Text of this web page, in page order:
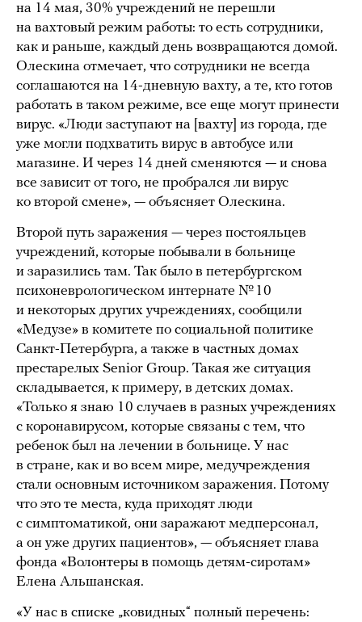
на 14 мая, 30% учреждений не перешли
на вахтовый режим работы: то есть сотрудники,
как и раньше, каждый день возвращаются домой.
Олескина отмечает, что сотрудники не всегда
соглашаются на 14-дневную вахту, а те, кто готов
работать в таком режиме, все еще могут принести
вирус. «Люди заступают на [вахту] из города, где
уже могли подхватить вирус в автобусе или
магазине. И через 14 дней сменяются — и снова
все зависит от того, не пробрался ли вирус
ко второй смене», — объясняет Олескина.
Второй путь заражения — через постояльцев
учреждений, которые побывали в больнице
и заразились там. Так было в петербургском
психоневрологическом интернате № 10
и некоторых других учреждениях, сообщили
«Медузе» в комитете по социальной политике
Санкт-Петербурга, а также в частных домах
престарелых Senior Group. Такая же ситуация
складывается, к примеру, в детских домах.
«Только я знаю 10 случаев в разных учреждениях
с коронавирусом, которые связаны с тем, что
ребенок был на лечении в больнице. У нас
в стране, как и во всем мире, медучреждения
стали основным источником заражения. Потому
что это те места, куда приходят люди
с симптоматикой, они заражают медперсонал,
а он уже других пациентов», — объясняет глава
фонда «Волонтеры в помощь детям-сиротам»
Елена Альшанская.
«У нас в списке „ковидных“ полный перечень: